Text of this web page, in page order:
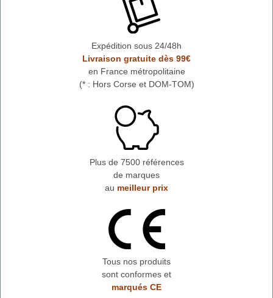
Expédition sous 24/48h
Livraison gratuite dès 99€
en France métropolitaine
(* : Hors Corse et DOM-TOM)
Plus de 7500 références
de marques
au meilleur prix
Tous nos produits
sont conformes et
marqués CE